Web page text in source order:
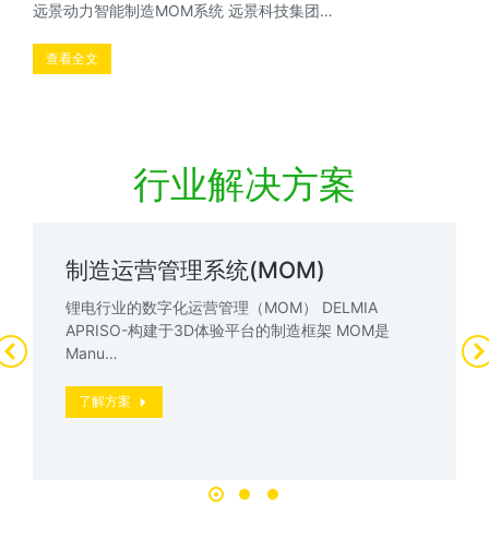
远景动力智能制造MOM系统 远景科技集团…
查看全文
行业解决方案
制造运营管理系统(MOM)
锂电行业的数字化运营管理（MOM） DELMIA
APRISO-构建于3D体验平台的制造框架 MOM是
Manu…
了解方案